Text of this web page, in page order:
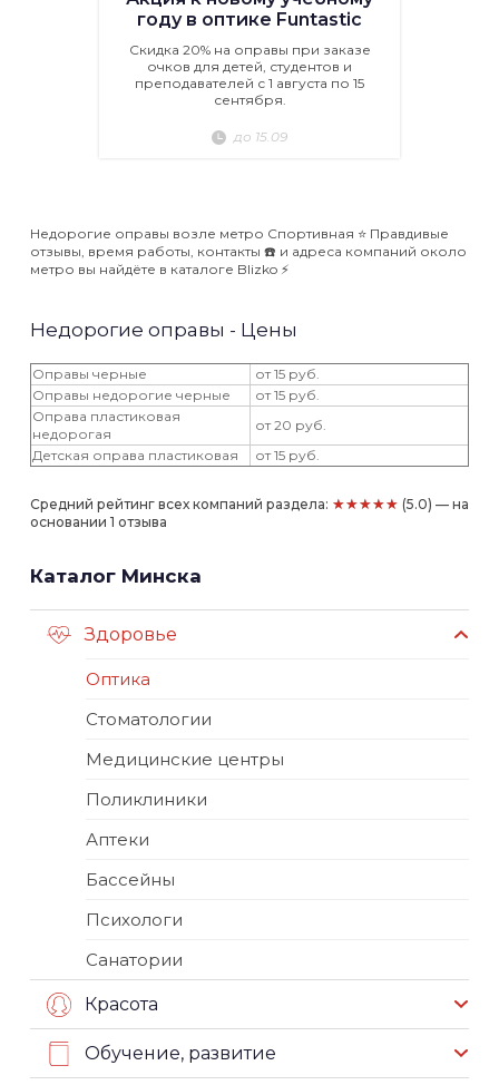
году в оптике Funtastic
Скидка 20% на оправы при заказе
очков для детей, студентов и
преподавателей с 1 августа по 15
сентября.
до 15.09
Недорогие оправы возле метро Спортивная ⭐️ Правдивые
отзывы, время работы, контакты ☎️ и адреса компаний около
метро вы найдёте в каталоге Blizko ⚡️
Недорогие оправы - Цены
Оправы черные
от 15 руб.
Оправы недорогие черные
от 15 руб.
Оправа пластиковая
недорогая
от 20 руб.
Детская оправа пластиковая
от 15 руб.
Средний рейтинг всех компаний раздела: ★★★★★ (5.0) — на
основании 1 отзыва
Каталог Минска
Здоровье
Оптика
Стоматологии
Медицинские центры
Поликлиники
Аптеки
Бассейны
Психологи
Санатории
Красота
Обучение, развитие